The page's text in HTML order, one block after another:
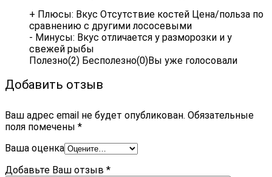
+ Плюсы: Вкус Отсутствие костей Цена/польза по
сравнению с другими лососевыми
- Минусы: Вкус отличается у разморозки и у
свежей рыбы
Полезно(2) Бесполезно(0)Вы уже голосовали
Добавить отзыв
Ваш адрес email не будет опубликован. Обязательные
поля помечены *
Ваша оценка
Добавьте Ваш отзыв *